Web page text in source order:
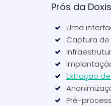
Prós da
Uma
Captura
Extração
Pré-